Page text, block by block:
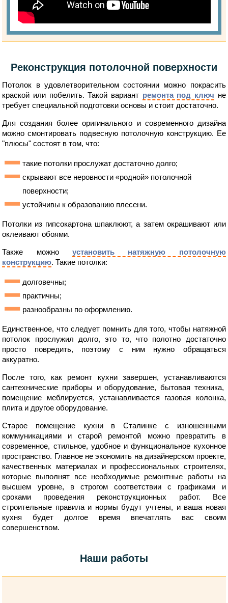
Реконструкция потолочной поверхности
Потолок в удовлетворительном состоянии можно покрасить
краской или побелить. Такой вариант ремонта под ключ не
требует специальной подготовки основы и стоит достаточно.
Для создания более оригинального и современного дизайна
можно смонтировать подвесную потолочную конструкцию. Ее
"плюсы" состоят в том, что:
такие потолки прослужат достаточно долго;
скрывают все неровности «родной» потолочной
поверхности;
устойчивы к образованию плесени.
Потолки из гипсокартона шпаклюют, а затем окрашивают или
оклеивают обоями.
Также можно установить натяжную потолочную
конструкцию. Такие потолки:
долговечны;
практичны;
разнообразны по оформлению.
Единственное, что следует помнить для того, чтобы натяжной
потолок прослужил долго, это то, что полотно достаточно
просто повредить, поэтому с ним нужно обращаться
аккуратно.
После того, как ремонт кухни завершен, устанавливаются
сантехнические приборы и оборудование, бытовая техника,
помещение меблируется, устанавливается газовая колонка,
плита и другое оборудование.
Старое помещение кухни в Сталинке с изношенными
коммуникациями и старой ремонтой можно превратить в
современное, стильное, удобное и функциональное кухонное
пространство. Главное не экономить на дизайнерском проекте,
качественных материалах и профессиональных строителях,
которые выполнят все необходимые ремонтные работы на
высшем уровне, в строгом соответствии с графиками и
сроками проведения реконструкционных работ. Все
строительные правила и нормы будут учтены, и ваша новая
кухня будет долгое время впечатлять вас своим
совершенством.
Наши работы